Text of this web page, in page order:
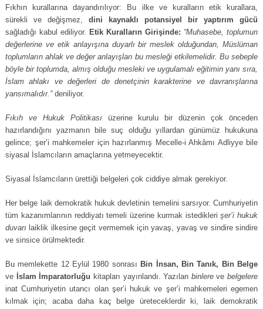
Fıkhın kurallarına dayandırılıyor: Bu ilke ve kuralların etik kurallara,
sürekli ve değişmez,dini kaynaklı potansiyel bir yaptırım gücü
sağladığı kabul ediliyor. Etik Kuralların Girişinde: “Muhasebe, toplumun
değerlerine ve etik anlayışına duyarlı bir meslek olduğundan, Müslüman
toplumların ahlak ve değer anlayışları bu mesleği etkilemelidir. Bu sebeple
böyle bir toplumda, almış olduğu mesleki ve uygulamalı eğitimin yanı sıra,
İslam ahlakı ve değerleri de denetçinin karakterine ve davranışlarına
yansımalıdır.”deniliyor.
Fıkıh ve Hukuk Politikası üzerine kurulu bir düzenin çok önceden
hazırlandığını yazmanın bile suç olduğu yıllardan günümüz hukukuna
gelince; şer’i mahkemeler için hazırlanmış Mecelle-i Ahkâmı Adliyye bile
siyasal İslamcıların amaçlarına yetmeyecektir.
Siyasal İslamcıların ürettiği belgeleri çok ciddiye almak gerekiyor.
Her belge laik demokratik hukuk devletinin temelini sarsıyor. Cumhuriyetin
tüm kazanımlarının reddiyatı temeli üzerine kurmak istediklerişer’i hukuk
duvarı laiklik ilkesine geçit vermemek için yavaş, yavaş ve sindire sindire
ve sinsice örülmektedir.
Bu memlekette 12 Eylül 1980 sonrası Bin İnsan, Bin Tanık, Bin Belge
ve İslam İmparatorluğu kitapları yayınlandı. Yazılan binlerevebelgelere
inat Cumhuriyetin utancı olan şer’i hukuk ve şer’i mahkemeleri egemen
kılmak için; acaba daha kaç belge üreteceklerdir ki, laik demokratik